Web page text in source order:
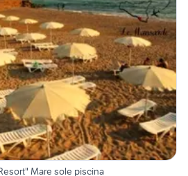
Mare sole piscina